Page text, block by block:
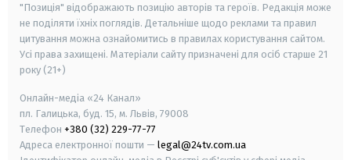
"Позиція" відображають позицію авторів та героїв. Редакція може
не поділяти їхніх поглядів. Детальніше щодо реклами та правил
цитування можна ознайомитись в правилах користування сайтом.
Усі права захищені. Матеріали сайту призначені для осіб старше 21
року (21+)
Онлайн-медіа «24 Канал»
пл. Галицька, буд. 15, м. Львів, 79008
Телефон +380 (32) 229-77-77
Адреса електронної пошти — legal@24tv.com.ua